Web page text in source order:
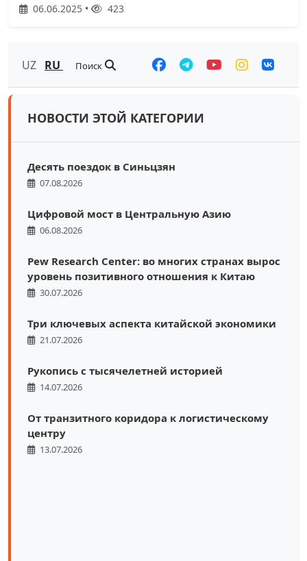
06.06.2025 • 423
UZ RU Поиск
НОВОСТИ ЭТОЙ КАТЕГОРИИ
Десять поездок в Синьцзян
07.08.2026
Цифровой мост в Центральную Азию
06.08.2026
Pew Research Center: во многих странах вырос
уровень позитивного отношения к Китаю
30.07.2026
Три ключевых аспекта китайской экономики
21.07.2026
Рукопись с тысячелетней историей
14.07.2026
От транзитного коридора к логистическому
центру
13.07.2026